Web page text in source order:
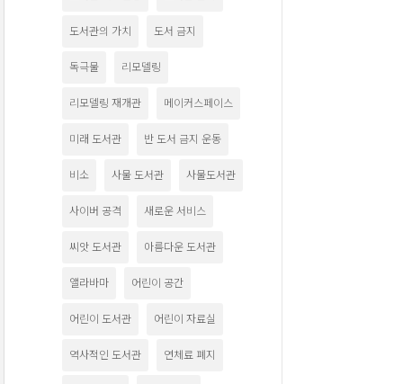
도서관의 가치 도서 금지
독극물 리모델링
리모델링 재개관 메이커스페이스
미래 도서관 반 도서 금지 운동
비소 사물 도서관 사물도서관
사이버 공격 새로운 서비스
씨앗 도서관 아름다운 도서관
앨라바마 어린이 공간
어린이 도서관 어린이 자료실
역사적인 도서관 연체료 폐지